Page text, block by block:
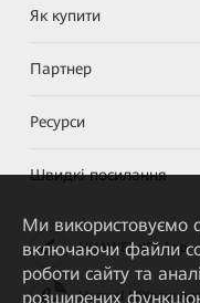
Як купити
Партнер
Ресурси
Швидкі посилання
HUAWEI eKit App
Huawei HiKnow
Ми використовуємо
включаючи файли
роботи сайту та
розширених